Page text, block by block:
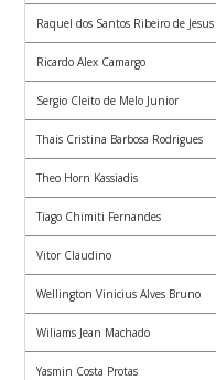
Raquel dos Santos Ribeiro de Jesus
Ricardo Alex Camargo
Sergio Cleito de Melo Junior
Thais Cristina Barbosa Rodrigues
Theo Horn Kassiadis
Tiago Chimiti Fernandes
Vitor Claudino
Wellington Vinicius Alves Bruno
Wiliams Jean Machado
Yasmin Costa Protas